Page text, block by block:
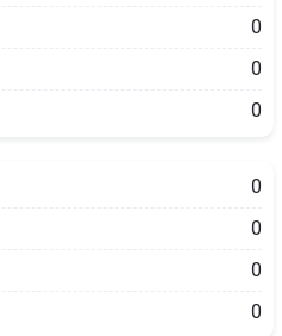
0
0
0
0
0
0
0